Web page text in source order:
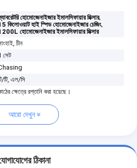
হোমোজেনাইজার ইমালসিফায়ার মিক্সার,
কিলোওয়াট হাই স্পিড হোমোজেনাইজার চেজিং,
হোমোজেনাইজার ইমালসিফায়ার মিক্সার
চীন
সেট
টি, এল/সি
ক্ষেত্রে রপ্তানি করা হয়েছে।
আরো দেখুন
ঠিকানা